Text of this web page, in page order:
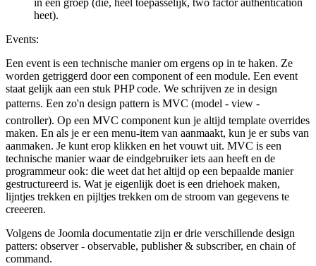
in een groep (die, heel toepasselijk, two factor authentication
heet).
Events:
Een event is een technische manier om ergens op in te haken. Ze
worden getriggerd door een component of een module. Een event
staat gelijk aan een stuk PHP code. We schrijven ze in design
patterns. Een zo'n design pattern is MVC (model - view -
controller). Op een MVC component kun je altijd template overrides
maken. En als je er een menu-item van aanmaakt, kun je er subs van
aanmaken. Je kunt erop klikken en het vouwt uit. MVC is een
technische manier waar de eindgebruiker iets aan heeft en de
programmeur ook: die weet dat het altijd op een bepaalde manier
gestructureerd is. Wat je eigenlijk doet is een driehoek maken,
lijntjes trekken en pijltjes trekken om de stroom van gegevens te
creeeren.
Volgens de Joomla documentatie zijn er drie verschillende design
patters: observer - observable, publisher & subscriber, en chain of
command.